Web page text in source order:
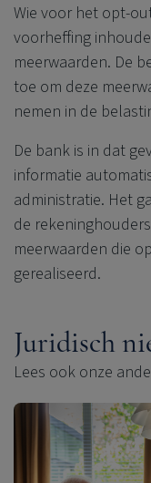
Wie voor het opt-
voorheffing
meerwaarden. De
toe om deze
nemen in de
De bank is in dat
informatie
administratie. Het
de
meerwaarden die
gerealiseerd.
Juridisch
Lees ook onze